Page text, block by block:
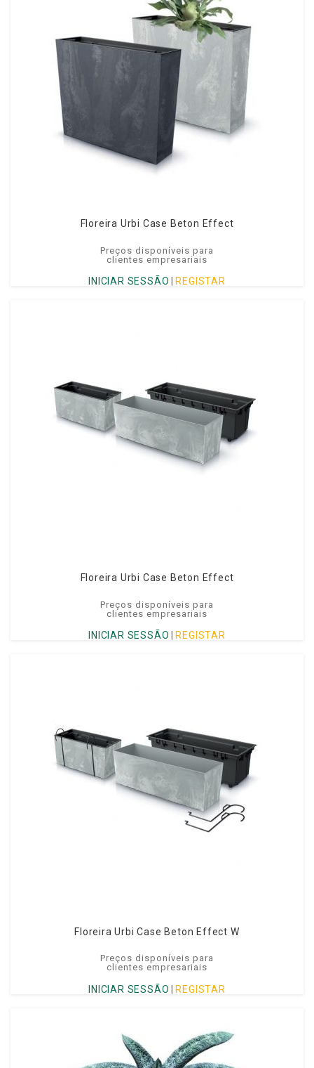
Floreira Urbi Case Beton Effect
Preços disponíveis para
clientes empresariais
INICIAR SESSÃO REGISTAR
Floreira Urbi Case Beton Effect
Preços disponíveis para
clientes empresariais
INICIAR SESSÃO REGISTAR
Floreira Urbi Case Beton Effect W
Preços disponíveis para
clientes empresariais
INICIAR SESSÃO REGISTAR